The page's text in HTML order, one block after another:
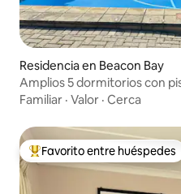
Residencia en Beacon Bay
Amplios 5 dormitorios con
niños
Familiar · Valor · Cerca
De los mejores en Favorito
Favorito entre huéspedes